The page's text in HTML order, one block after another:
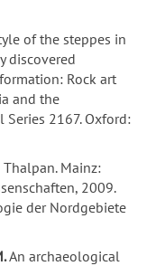
of the steppes in
discovered
Rock art
and the
2167. Oxford:
Mainz:
2009.
der Nordgebiete
An archaeological